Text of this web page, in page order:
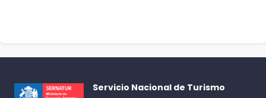
Servicio Nacional de Turismo